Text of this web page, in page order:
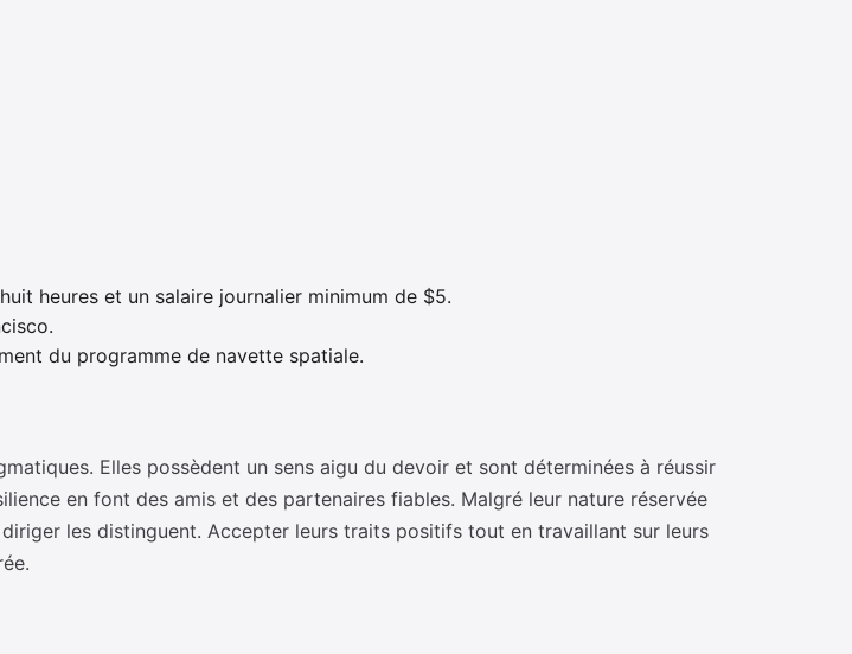
heures et un salaire journalier minimum de $5.
du programme de navette spatiale.
Elles possèdent un sens aigu du devoir et sont déterminées à réussir
en font des amis et des partenaires fiables. Malgré leur nature réservée
les distinguent. Accepter leurs traits positifs tout en travaillant sur leurs